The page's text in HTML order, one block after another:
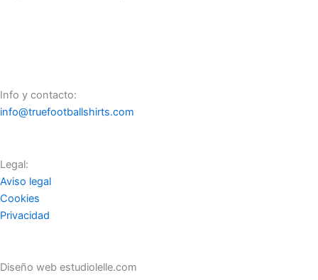
Info y contacto:
info@truefootballshirts.com
Legal:
Aviso legal
Cookies
Privacidad
Diseño web estudiolelle.com